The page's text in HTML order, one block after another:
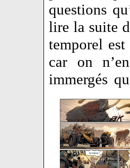
questions
lire la suite
temporel
car on
immergés